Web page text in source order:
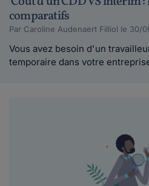
comparatifs
Par Caroline Audenaert Filliol le 30/
Vous avez besoin d'un
temporaire dans votre